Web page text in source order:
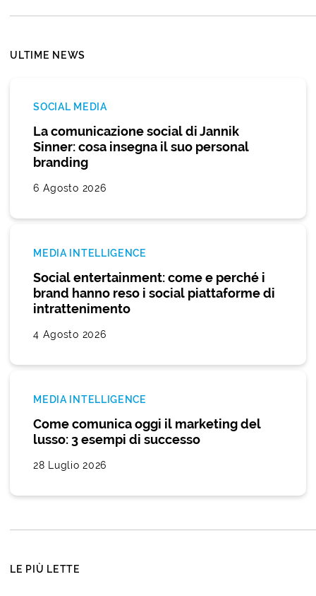
ULTIME NEWS
SOCIAL MEDIA
La comunicazione social di Jannik
Sinner: cosa insegna il suo personal
branding
6 Agosto 2026
MEDIA INTELLIGENCE
Social entertainment: come e perché i
brand hanno reso i social piattaforme di
intrattenimento
4 Agosto 2026
MEDIA INTELLIGENCE
Come comunica oggi il marketing del
lusso: 3 esempi di successo
28 Luglio 2026
LE PIÙ LETTE